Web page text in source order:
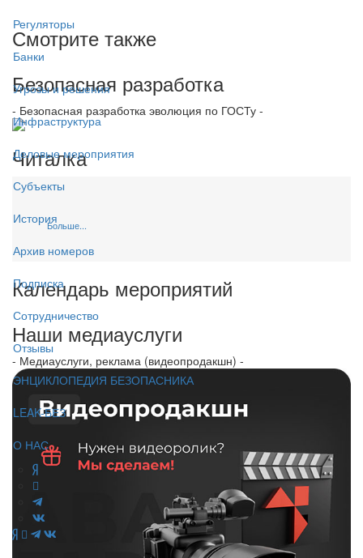
Регуляторы
Банки
Угрозы и решения
Инфраструктура
Деловые мероприятия
Субъекты
История
Архив номеров
Подписка
Сотрудничество
Отзывы
ЭНЦИКЛОПЕДИЯ БЕЗОПАСНИКА
LEAK-БЕЗ
О НАС
Смотрите также
Безопасная разработка
- Безопасная разработка эволюция по ГОСТу -
Читалка
Больше...
Календарь мероприятий
Наши медиауслуги
- Медиауслуги, реклама (видеопродакшн) -